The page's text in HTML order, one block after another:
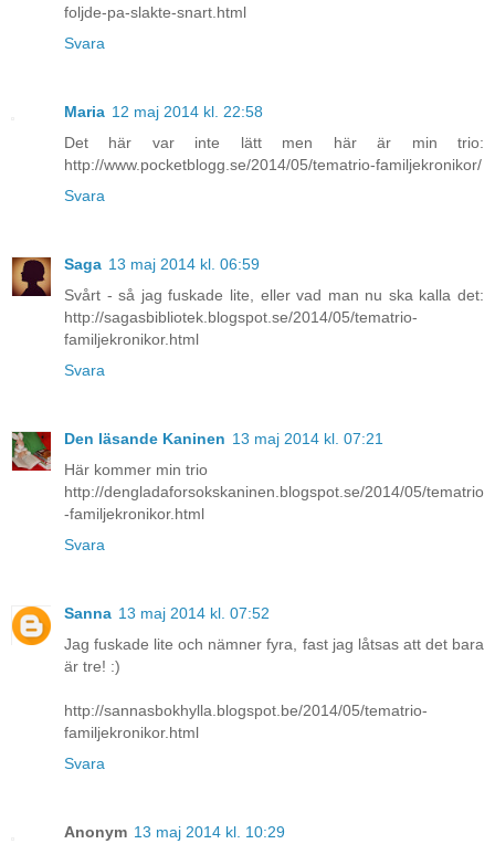
foljde-pa-slakte-snart.html
Svara
Maria 12 maj 2014 kl. 22:58
Det här var inte lätt men här är min trio:
http://www.pocketblogg.se/2014/05/tematrio-familjekronikor/
Svara
Saga 13 maj 2014 kl. 06:59
Svårt - så jag fuskade lite, eller vad man nu ska kalla det:
http://sagasbibliotek.blogspot.se/2014/05/tematrio-
familjekronikor.html
Svara
Den läsande Kaninen 13 maj 2014 kl. 07:21
Här kommer min trio
http://dengladaforsokskaninen.blogspot.se/2014/05/tematrio
-familjekronikor.html
Svara
Sanna 13 maj 2014 kl. 07:52
Jag fuskade lite och nämner fyra, fast jag låtsas att det bara
är tre! :)
http://sannasbokhylla.blogspot.be/2014/05/tematrio-
familjekronikor.html
Svara
Anonym 13 maj 2014 kl. 10:29